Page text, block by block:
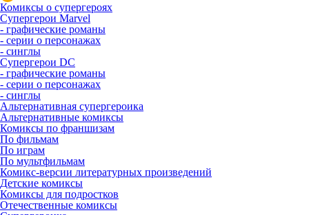
Комиксы о супергероях
Супергерои Marvel
- графические романы
- серии о персонажах
- синглы
Супергерои DC
- графические романы
- серии о персонажах
- синглы
Альтернативная супергероика
Альтернативные комиксы
Комиксы по франшизам
По фильмам
По играм
По мультфильмам
Комикс-версии литературных произведений
Детские комиксы
Комиксы для подростков
Отечественные комиксы